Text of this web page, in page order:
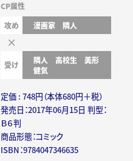
CP属性
攻め
漫画家 隣人
受け 隣人 高校生
美形
健気
定価 : 748円（本体680円＋税）
発売日：2017年06月15日 判型：
Ｂ６判
商品形態：コミック
ISBN：9784047346635